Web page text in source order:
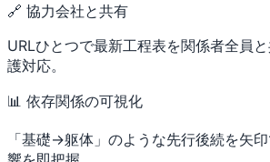
🔗 協力会社と共有
URLひとつで最新工程表を関係者全員
護対応。
📊 依存関係の可視化
「基礎→躯体」のような先行後続を矢